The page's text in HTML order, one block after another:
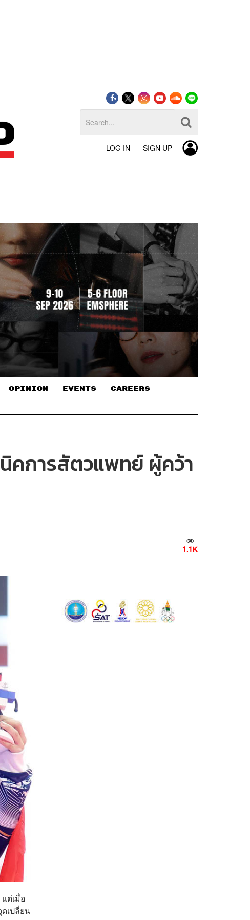
LOG IN SIGN UP
OPINION EVENTS CAREERS
คการสัตวแพทย์ ผู้คว้า
1.1K
ต่เมื่อ
เปลี่ยน